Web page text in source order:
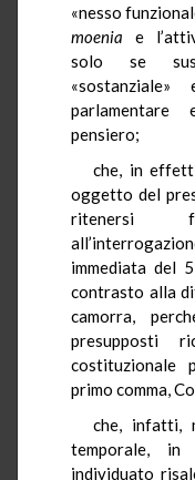
«nesso
moenia e
solo se
pensiero;
che, in
oggetto del
ritenersi
immediata del
contrasto alla
camorra,
presupposti
costituzionale
primo comma,
che, infatti,
temporale, in
individuato